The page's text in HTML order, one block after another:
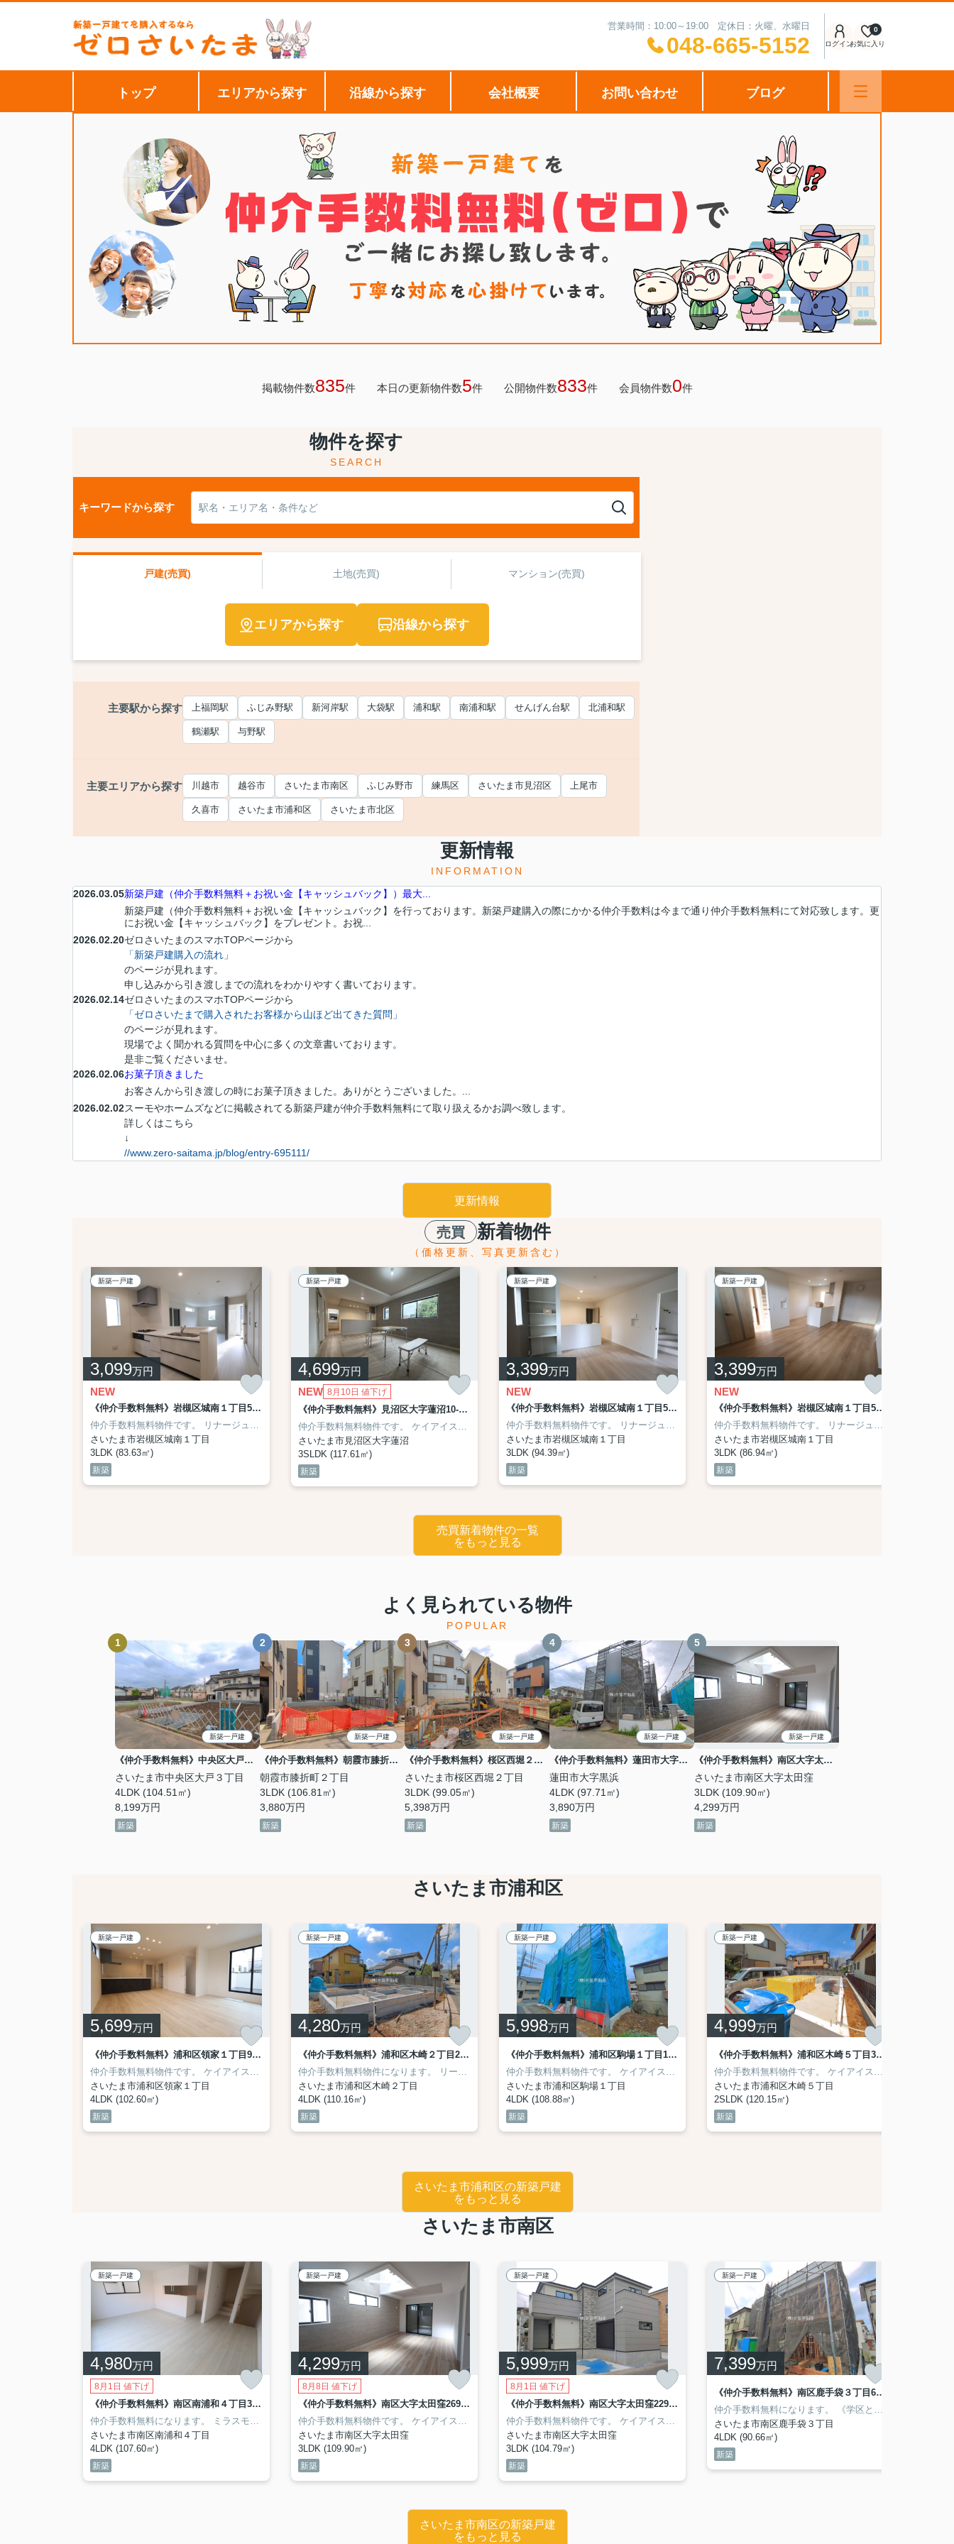
営業時間：10:00～19:00 定休日：火曜、水曜日
048-665-5152 ログインお気に入り
0
トップ エリアから探す 沿線から探す 会社概要 お問い合わせ ブログ
掲載物件数835件 本日の更新物件数5件 公開物件数833件 会員物件数0件
物件を探す
SEARCH
キーワードから探す
戸建(売買) 土地(売買) マンション(売買)
エリアから探す 沿線から探す
主要駅から探す 上福岡駅 ふじみ野駅 新河岸駅 大袋駅 浦和駅 南浦和駅 せんげん台駅 北浦和駅
鶴瀬駅 与野駅
主要エリアから探す 川越市 越谷市 さいたま市南区 ふじみ野市 練馬区 さいたま市見沼区 上尾市
久喜市 さいたま市浦和区 さいたま市北区
更新情報
INFORMATION
2026.03.05新築戸建（仲介手数料無料＋お祝い金【キャッシュバック】）最大...
新築戸建（仲介手数料無料＋お祝い金【キャッシュバック】を行っております。新築戸建購入の際にかかる仲介手数料は今まで通り仲介手数料無料にて対応致します。更
にお祝い金【キャッシュバック】をプレゼント。お祝...
2026.02.20ゼロさいたまのスマホTOPページから
「新築戸建購入の流れ」
のページが見れます。
申し込みから引き渡しまでの流れをわかりやすく書いております。
2026.02.14ゼロさいたまのスマホTOPページから
「ゼロさいたまで購入されたお客様から山ほど出てきた質問」
のページが見れます。
現場でよく聞かれる質問を中心に多くの文章書いております。
是非ご覧くださいませ。
2026.02.06お菓子頂きました
お客さんから引き渡しの時にお菓子頂きました。ありがとうございました。...
2026.02.02スーモやホームズなどに掲載されてる新築戸建が仲介手数料無料にて取り扱えるかお調べ致します。
詳しくはこちら
↓
//www.zero-saitama.jp/blog/entry-695111/
更新情報
売買 新着物件
（価格更新、写真更新含む）
霞第一中学校 距離1,310m
越谷市立新方小学校 距離450m越谷市立北陽中学校 距離1,500m
越谷市立新栄中学校 距離1,120m LIGARE（リガーレ）シリーズ。 《学区と学校までの距離》蓮田市立黒浜小学校 距離1,300m蓮田市立黒浜中学校 距離1,700m
新築一戸建
3,099万円
NEW
《仲介手数料無料》岩槻区城南１丁目5-41-1新築一戸建てリナージュ 1号棟
仲介手数料無料物件です。
リナージュ（LIGNAGE)シリーズです。 【アイディホーム㈱施工】 《学区と学校までの距離》さいたま市立城南小学校 距離1,300mさいたま市立柏陽中学校 距離550m
さいたま市岩槻区城南１丁目
3LDK (83.63㎡)
新築
新築一戸建
4,699万円
NEW 8月10日 値下げ
《仲介手数料無料》見沼区大字蓮沼10-4新築一戸建てリガーレ 全1戸
仲介手数料無料物件です。
ケイアイスター不動産（ＫＥＩＡＩ）施工です。 LIGARE（リガーレ）シリーズ。 《学区と学校までの距離》さいたま市立大和
さいたま市見沼区大字蓮沼
3SLDK (117.61㎡)
新築
新築一戸建
3,399万円
NEW
《仲介手数料無料》岩槻区城南１丁目5-41-1新築一戸建てリナージュ 3号棟
仲介手数料無料物件です。
リナージュ（LIGNAGE)シリーズです。 【アイディホーム㈱施工】
さいたま市岩槻区城南１丁目
3LDK (94.39㎡)
新築
新築一戸建
3,399万円
NEW
《仲介手数料無料》岩槻区城南１丁目5-41-1新築一戸建てリナージュ 2号棟
仲介手数料無料物件です。
リナージュ（LIGNAGE)シリーズです。
さいたま市岩槻区城南１丁目
3LDK (86.94㎡)
新築
売買新着物件の一覧
をもっと見る
よく見られている物件
POPULAR
新築一戸建
《仲介手数料無料》中央区大戸３丁目11-14新築一戸建てKEIAI GRACE 2号棟
さいたま市中央区大戸３丁目
4LDK (104.51㎡)
8,199万円
新築
新築一戸建
《仲介手数料無料》朝霞市膝折町２丁目3-49新築一戸建てグラファーレ 全1戸
朝霞市膝折町２丁目
3LDK (106.81㎡)
3,880万円
新築
新築一戸建
《仲介手数料無料》桜区西堀２丁目14-16新築一戸建て 2号棟
さいたま市桜区西堀２丁目
3LDK (99.05㎡)
5,398万円
新築
新築一戸建
《仲介手数料無料》蓮田市大字黒浜2343-3新築一戸建てハートフルタウン A号棟
蓮田市大字黒浜
4LDK (97.71㎡)
3,890万円
新築
新築一戸建
《仲介手数料無料》南区大字太田窪2695-8新築一戸建てLIGARE 全1戸
さいたま市南区大字太田窪
3LDK (109.90㎡)
4,299万円
新築
さいたま市浦和区
たま市立木崎中学校 距離500m
市立道祖土小学校 距離560mさいたま市立木崎中学校 距離830m
工会社【(株)大宝建設】 《学区と学校までの距離》 さいたま市立大東小学校 距離560mさいたま市立木崎中学校 距離400m
ホーク・ワン施工。 《学区と学校までの距離》さいたま市立本太小学校 距離740m
さいたま市立本太中学校 距離580m
新築一戸建
5,699万円
《仲介手数料無料》浦和区領家１丁目9-8新築一戸建てケイアイグレイス 2号棟
仲介手数料無料物件です。
ケイアイスター不動産（ＫＥＩＡＩ）施工です。 ‎KEIAI Grace（ケイアイグレイス）シリーズ。 《学区と学校までの距離》 さいたま市立木崎小学校 距離1,100mさいたま市立本太
さいたま市浦和区領家１丁目
4LDK (102.60㎡)
新築
新築一戸建
4,280万円
《仲介手数料無料》浦和区木崎２丁目27-9新築一戸建てリーブルガーデン 1号棟
仲介手数料無料物件になります。
リーブルガーデン（Livele Garden.S）シリーズです。 施工会社【一建設㈱】 《学区と学校までの距離》さいたま市立木崎
さいたま市浦和区木崎２丁目
4LDK (110.16㎡)
新築
新築一戸建
5,998万円
《仲介手数料無料》浦和区駒場１丁目16-15新築一戸建てKEIAI GRACE 1号棟
仲介手数料無料物件です。
ケイアイスター不動産（ＫＥＩＡＩ）施工です。
‎KEIAI Grace（ケイアイグレ
さいたま市浦和区駒場１丁目
4LDK (108.88㎡)
新築
新築一戸建
4,999万円
《仲介手数料無料》浦和区木崎５丁目34-16新築一戸建てKEIAI GRACE 全1戸
仲介手数料無料物件です。
ケイアイスター不動産（ＫＥＩＡＩ）施工です。
さいたま市浦和区木崎５丁目
2SLDK (120.15㎡)
新築
さいたま市浦和区の新築戸建
をもっと見る
さいたま市南区
別所小学校 距離1,220mさいたま市立白幡中学校 距離1,670m
《学区と学校までの距離》さいたま市立岸町小学校 距離190m さいたま市立白幡中学校 距離720m
《学区と学校までの距離》 さいたま市立向小学校 距離950mさいたま市立大谷口中学校 距離600m
新築一戸建
4,980万円
8月1日 値下げ
《仲介手数料無料》南区南浦和４丁目3-17新築一戸建てミラスモ 2号棟
仲介手数料無料になります。
ミラスモ（MIRASUMO)シリーズ。 ホーク・ワン施工。 《学区と学校までの距離》さいたま市立文蔵小学校 距離950m
さいたま市立大谷場中学校 距離1,800m
さいたま市南区南浦和４丁目
4LDK (107.60㎡)
新築
新築一戸建
4,299万円
8月8日 値下げ
《仲介手数料無料》南区大字太田窪2695-8新築一戸建てLIGARE 全1戸
仲介手数料無料物件です。
ケイアイスター不動産（ＫＥＩＡＩ）施工です。 LIGARE（リガーレ）シリーズ。 《学区と学校までの距離》
さいたま市南区大字太田窪
3LDK (109.90㎡)
新築
新築一戸建
5,999万円
8月1日 値下げ
《仲介手数料無料》南区大字太田窪2297-2新築一戸建てKEIAI GRACE 3号棟
仲介手数料無料物件です。
ケイアイスター不動産（ＫＥＩＡＩ）施工です。
‎KEIAI Grace（ケイアイグレイ
さいたま市南区大字太田窪
3LDK (104.79㎡)
新築
新築一戸建
7,399万円
《仲介手数料無料》南区鹿手袋３丁目6-24新築一戸建てFiT 全1戸
仲介手数料無料になります。
《学区と学校までの距離》
さいたま市南区鹿手袋３丁目
4LDK (90.66㎡)
新築
さいたま市南区の新築戸建
をもっと見る